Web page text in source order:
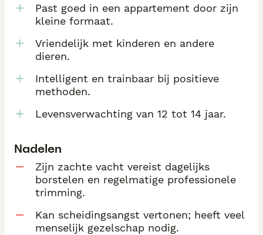
Past goed in een appartement door zijn
kleine formaat.
Vriendelijk met kinderen en andere
dieren.
Intelligent en trainbaar bij positieve
methoden.
Levensverwachting van 12 tot 14 jaar.
Nadelen
Zijn zachte vacht vereist dagelijks
borstelen en regelmatige professionele
trimming.
Kan scheidingsangst vertonen; heeft veel
menselijk gezelschap nodig.